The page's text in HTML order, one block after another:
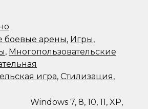
арены, Игры,
, Многопользовательские
игра, Стилизация,
Windows 7, 8, 10, 11, XP,